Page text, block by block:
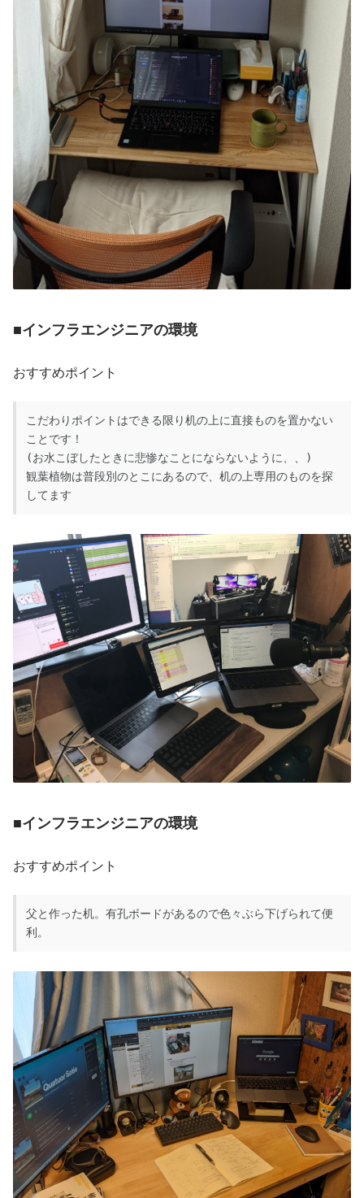
■インフラエンジニアの環境
おすすめポイント
こだわりポイントはできる限り机の上に直接ものを置かない
ことです！
(お水こぼしたときに悲惨なことにならないように、、)
観葉植物は普段別のとこにあるので、机の上専用のものを探
してます
■インフラエンジニアの環境
おすすめポイント
父と作った机。有孔ボードがあるので色々ぶら下げられて便
利。